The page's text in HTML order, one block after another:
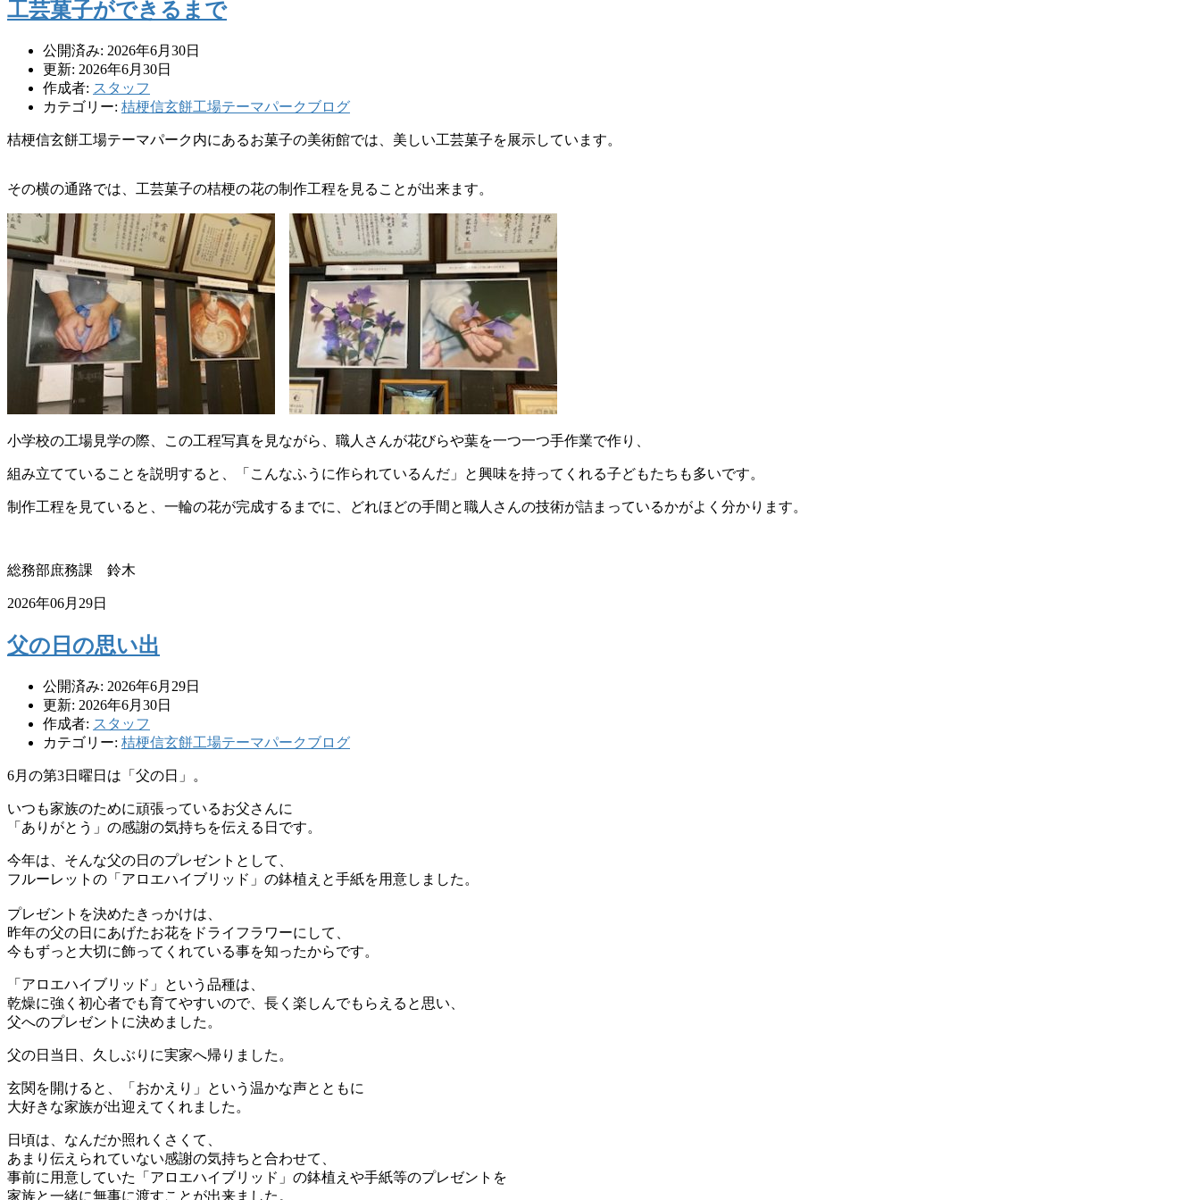
工芸菓子ができるまで
公開済み: 2026年6月30日
更新: 2026年6月30日
作成者: スタッフ
カテゴリー: 桔梗信玄餅工場テーマパークブログ
桔梗信玄餅工場テーマパーク内にあるお菓子の美術館では、美しい工芸菓子を展示しています。
その横の通路では、工芸菓子の桔梗の花の制作工程を見ることが出来ます。
小学校の工場見学の際、この工程写真を見ながら、職人さんが花びらや葉を一つ一つ手作業で作り、
組み立てていることを説明すると、「こんなふうに作られているんだ」と興味を持ってくれる子どもたちも多いです。
制作工程を見ていると、一輪の花が完成するまでに、どれほどの手間と職人さんの技術が詰まっているかがよく分かります。
総務部庶務課 鈴木
2026年06月29日
父の日の思い出
公開済み: 2026年6月29日
更新: 2026年6月30日
作成者: スタッフ
カテゴリー: 桔梗信玄餅工場テーマパークブログ
6月の第3日曜日は「父の日」。
いつも家族のために頑張っているお父さんに
「ありがとう」の感謝の気持ちを伝える日です。
今年は、そんな父の日のプレゼントとして、
フルーレットの「アロエハイブリッド」の鉢植えと手紙を用意しました。
プレゼントを決めたきっかけは、
昨年の父の日にあげたお花をドライフラワーにして、
今もずっと大切に飾ってくれている事を知ったからです。
「アロエハイブリッド」という品種は、
乾燥に強く初心者でも育てやすいので、長く楽しんでもらえると思い、
父へのプレゼントに決めました。
父の日当日、久しぶりに実家へ帰りました。
玄関を開けると、「おかえり」という温かな声とともに
大好きな家族が出迎えてくれました。
日頃は、なんだか照れくさくて、
あまり伝えられていない感謝の気持ちと合わせて、
事前に用意していた「アロエハイブリッド」の鉢植えや手紙等のプレゼントを
家族と一緒に無事に渡すことが出来ました。